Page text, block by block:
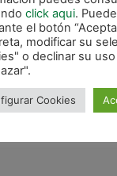
para este
click aqui.
el botón
modificar su
o declinar su
Cookies